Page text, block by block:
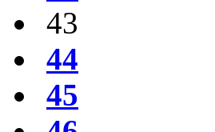
43
44
45